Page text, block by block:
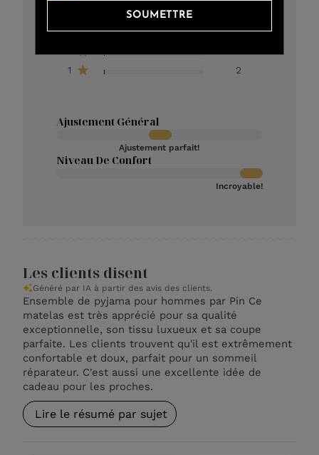
SOUMETTRE
3
11
1
2
Ajustement Général
Ajustement parfait!
Niveau De Confort
Incroyable!
Les clients disent
Généré par IA à partir des avis des clients.
Ensemble de pyjama pour hommes par Pin Ce
matelas est très apprécié pour sa qualité
exceptionnelle, son tissu luxueux et sa coupe
parfaite. Les clients trouvent qu'il est extrêmement
confortable et doux, parfait pour un sommeil
réparateur. C'est aussi une excellente idée de
cadeau pour les proches.
Lire le résumé par sujet